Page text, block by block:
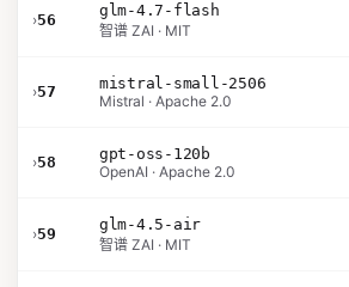
›56
glm-4.7-flash
智谱 ZAI · MIT
›57
mistral-small-2506
Mistral · Apache 2.0
›58
gpt-oss-120b
OpenAI · Apache 2.0
›59
glm-4.5-air
智谱 ZAI · MIT